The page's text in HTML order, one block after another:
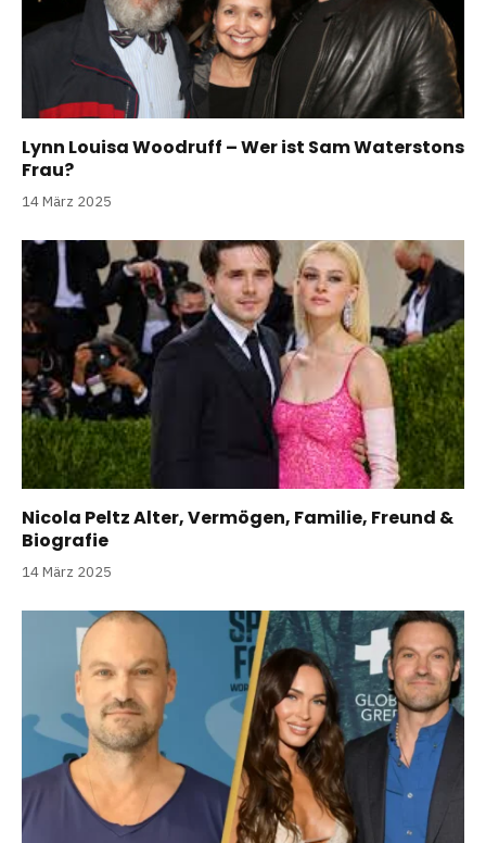
Lynn Louisa Woodruff – Wer ist Sam Waterstons
Frau?
14 März 2025
Nicola Peltz Alter, Vermögen, Familie, Freund &
Biografie
14 März 2025